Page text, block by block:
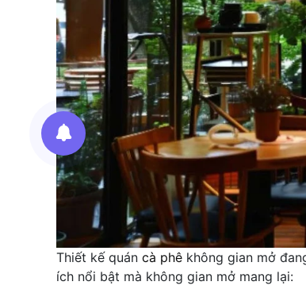
Thiết kế quán cà phê không gian mở
ích nổi bật mà không gian mở mang lại: